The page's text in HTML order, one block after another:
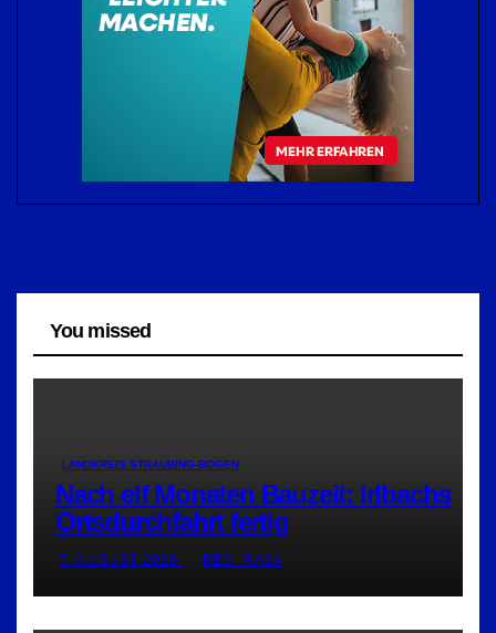
You missed
LANDKREIS STRAUBING-BOGEN
Nach elf Monaten Bauzeit: Irlbachs
Ortsdurchfahrt fertig
7. AUGUST 2026 RED_RA24